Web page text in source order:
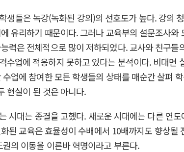
들은 녹강(녹화된 강의)의 선호도가 높다. 강의
유리하기 때문이다. 그러나 교육부의 설문조사와
력은 전체적으로 많이 저하되었다. 교사와 친구들
업에 적응하지 못하고 있다는 분석이다. 비대면
업에 참여한 모든 학생들의 상태를 매순간 살펴
현실이 된 것은 아니다.
시대는 종결을 고했다. 새로운 시대에는 다른 연
된 교육은 효율성이 수배에서 10배까지도 향상될
의 이동을 이른바 혁명이라고 부른다.